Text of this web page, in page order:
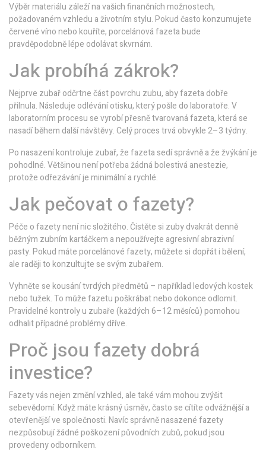
Výběr materiálu záleží na vašich finančních možnostech,
požadovaném vzhledu a životním stylu. Pokud často konzumujete
červené víno nebo kouříte, porcelánová fazeta bude
pravděpodobně lépe odolávat skvrnám.
Jak probíhá zákrok?
Nejprve zubař odčrtne část povrchu zubu, aby fazeta dobře
přilnula. Následuje odlévání otisku, který pošle do laboratoře. V
laboratorním procesu se vyrobí přesně tvarovaná fazeta, která se
nasadí během další návštěvy. Celý proces trvá obvykle 2–3 týdny.
Po nasazení kontroluje zubař, že fazeta sedí správně a že žvýkání je
pohodlné. Většinou není potřeba žádná bolestivá anestezie,
protože odřezávání je minimální a rychlé.
Jak pečovat o fazety?
Péče o fazety není nic složitého. Čistěte si zuby dvakrát denně
běžným zubním kartáčkem a nepoužívejte agresivní abrazivní
pasty. Pokud máte porcelánové fazety, můžete si dopřát i bělení,
ale raději to konzultujte se svým zubařem.
Vyhněte se kousání tvrdých předmětů – například ledových kostek
nebo tužek. To může fazetu poškrábat nebo dokonce odlomit.
Pravidelné kontroly u zubaře (každých 6–12 měsíců) pomohou
odhalit případné problémy dříve.
Proč jsou fazety dobrá
investice?
Fazety vás nejen změní vzhled, ale také vám mohou zvýšit
sebevědomí. Když máte krásný úsměv, často se cítíte odvážnější a
otevřenější ve společnosti. Navíc správně nasazené fazety
nezpůsobují žádné poškození původních zubů, pokud jsou
provedeny odborníkem.